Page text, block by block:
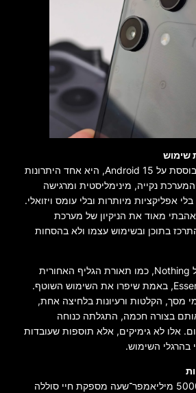
שימוש
Nothing OS 3.5, המבוססת על Android 15, היא אחד היתרונות
נקייה, מינימליסטית ומרגישה
אפליקציות מיותרות ובלי עומס ויזואלי.
מאוד את הניקיון של מערכת
בתוכן ובשימוש עצמו ולא בהסחות
הפיצ’רים הייחודיים של Nothing, כמו תאורת הגליף האחורית
והכפתור הייעודי Essentials, באמת שיפרו את השימוש השוטף.
מסך, הקלטות ורעיונות בלחיצה אחת,
בצורה חכמה, התגלתה כנוחה
אלו לא גימיקים, אלא תוספות שעובדות
בהרגלי השימוש.
הסוללה בקיבולת של 5000 מיליאמפר־שעה מספקת חיי סוללה